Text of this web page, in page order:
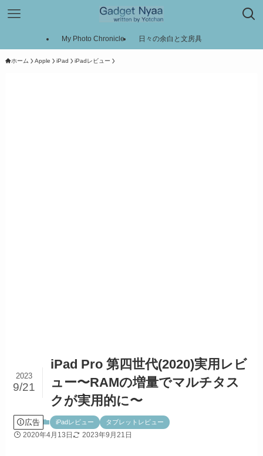
My Photo Chronicle 日々の余白と文房具
ホーム Apple iPad iPadレビュー
iPad Pro 第四世代(2020)実用レビ
ュー〜RAMの増量でマルチタス
クが実用的に〜
2023
9/21
広告 iPadレビュー タブレットレビュー
2020年4月13日 2023年9月21日